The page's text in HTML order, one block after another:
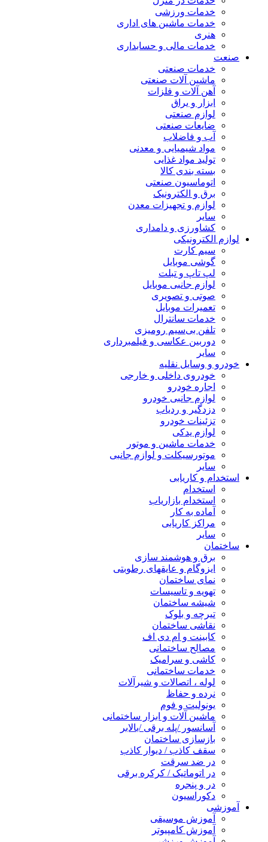
خدمات ورزشی
خدمات ماشین های اداری
هنری
خدمات مالی و حسابداری
صنعت
خدمات صنعتی
ماشین آلات صنعتی
آهن آلات و فلزات
ابزار و یراق
لوازم صنعتی
ضایعات صنعتی
آب و فاضلاب
مواد شیمیایی و معدنی
تولید مواد غذایی
بسته بندی کالا
اتوماسیون صنعتی
برق و الکترونیک
لوازم و تجهیزات معدن
سایر
کشاورزی و دامداری
لوازم الکترونیکی
سیم کارت
گوشی موبایل
لپ تاپ و تبلت
لوازم جانبی موبایل
صوتی و تصویری
تعمیرات موبایل
خدمات سانترال
تلفن بی‌سیم رومیزی
دوربین عکاسی و فیلمبرداری
سایر
خودرو و وسایل نقلیه
خودروی داخلی و خارجی
اجاره خودرو
لوازم جانبی خودرو
دزدگیر و ردیاب
تزئینات خودرو
لوازم یدکی
خدمات ماشین و موتور
موتورسیکلت و لوازم جانبی
سایر
استخدام و کاریابی
استخدام
استخدام بازاریاب
آماده به کار
مراکز کاریابی
سایر
ساختمان
برق و هوشمند سازی
ایزوگام و عایقهای رطوبتی
نمای ساختمان
تهویه و تاسیسات
شیشه ساختمان
تیرچه و بلوک
نقاشی ساختمان
کابینت و ام دی اف
مصالح ساختمانی
کاشی و سرامیک
خدمات ساختمانی
لوله ، اتصالات و شیرآلات
نرده و حفاظ
یونولیت و فوم
ماشین آلات و ابزار ساختمانی
آسانسور /پله برقی /بالابر
بازسازی ساختمان
سقف کاذب / دیوار کاذب
در ضد سرقت
در اتوماتیک / کرکره برقی
در و پنجره
دکوراسیون
آموزشی
آموزش موسیقی
آموزش کامپیوتر